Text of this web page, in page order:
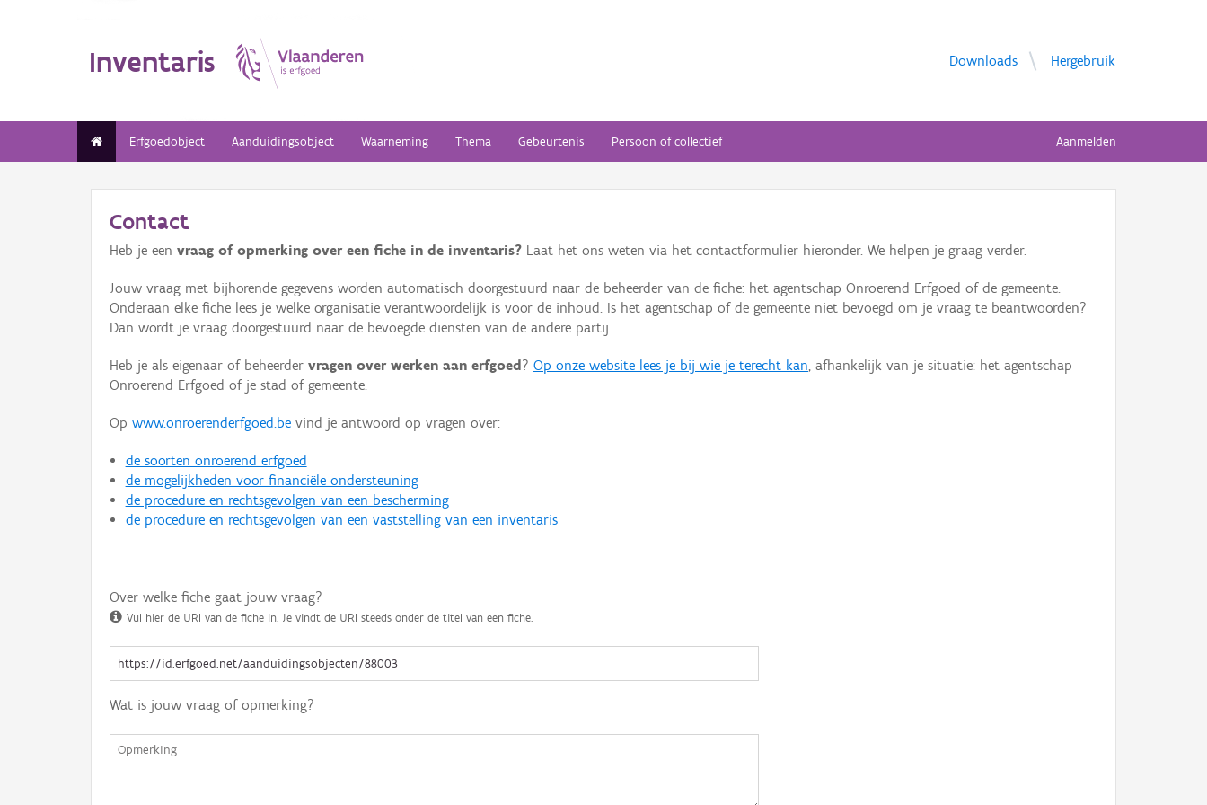
Inventaris Downloads Hergebruik
Erfgoedobject Aanduidingsobject Waarneming Thema Gebeurtenis Persoon of collectief Aanmelden
Contact
Heb je een vraag of opmerking over een fiche in de inventaris? Laat het ons weten via het contactformulier hieronder. We helpen je graag verder.
Jouw vraag met bijhorende gegevens worden automatisch doorgestuurd naar de beheerder van de fiche: het agentschap Onroerend Erfgoed of de gemeente.
Onderaan elke fiche lees je welke organisatie verantwoordelijk is voor de inhoud. Is het agentschap of de gemeente niet bevoegd om je vraag te beantwoorden?
Dan wordt je vraag doorgestuurd naar de bevoegde diensten van de andere partij.
Heb je als eigenaar of beheerder vragen over werken aan erfgoed ? Op onze website lees je bij wie je terecht kan, afhankelijk van je situatie: het agentschap
Onroerend Erfgoed of je stad of gemeente.
Op www.onroerenderfgoed.be vind je antwoord op vragen over:
de soorten onroerend erfgoed
de mogelijkheden voor financiële ondersteuning
de procedure en rechtsgevolgen van een bescherming
de procedure en rechtsgevolgen van een vaststelling van een inventaris
Over welke fiche gaat jouw vraag?
Vul hier de URI van de fiche in. Je vindt de URI steeds onder de titel van een fiche.
Wat is jouw vraag of opmerking?